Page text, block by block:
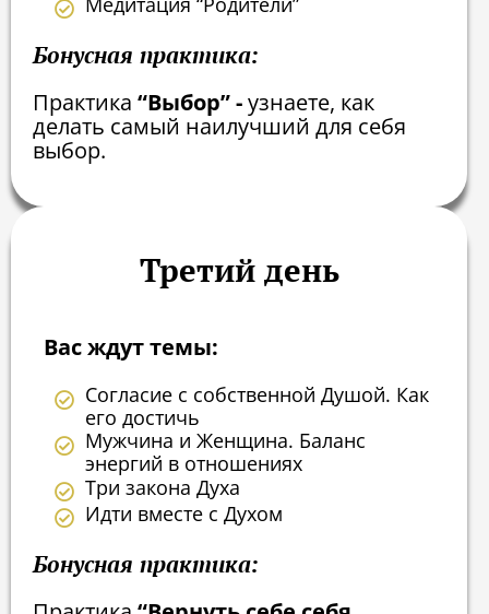
Бонусная практика:
Практика “Выбор” -узнаете, как
делать самый наилучший для себя
выбор.
Третий день
Вас ждут темы:
Согласие с собственной Душой. Как
его достичь
Мужчина и Женщина. Баланс
энергий в отношениях
Три закона Духа
Идти вместе с Духом
Бонусная практика: